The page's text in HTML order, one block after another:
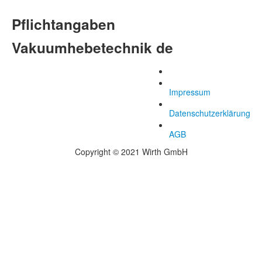
Pflichtangaben
Vakuumhebetechnik de
Impressum
Datenschutzerklärung
AGB
Copyright © 2021 Wirth GmbH